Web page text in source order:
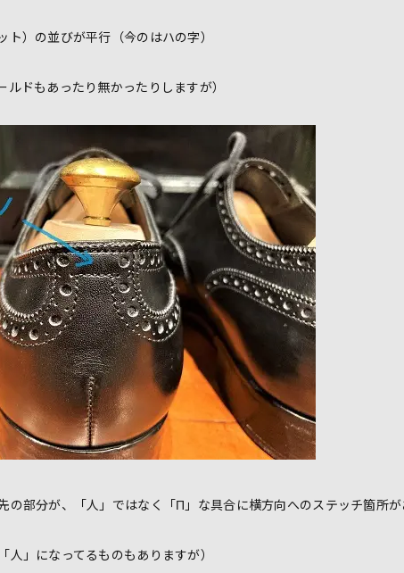
ト）の並びが平行（今のはハの字）
ルドもあったり無かったりしますが）
の部分が、「人」ではなく「Π」な具合に横方向へのステッチ箇所が
人」になってるものもありますが）